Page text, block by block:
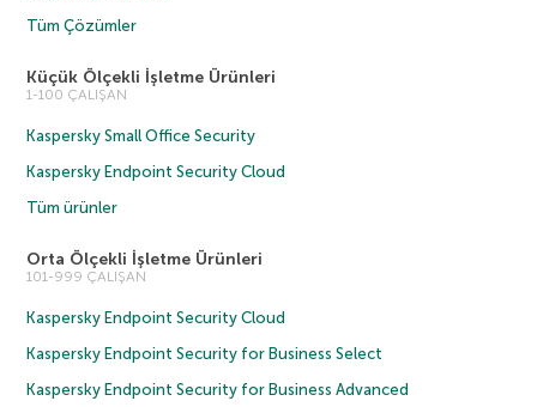
Tüm Çözümler
Küçük Ölçekli İşletme Ürünleri
1-100 ÇALIŞAN
Kaspersky Small Office Security
Kaspersky Endpoint Security Cloud
Tüm ürünler
Orta Ölçekli İşletme Ürünleri
101-999 ÇALIŞAN
Kaspersky Endpoint Security Cloud
Kaspersky Endpoint Security for Business Select
Kaspersky Endpoint Security for Business Advanced